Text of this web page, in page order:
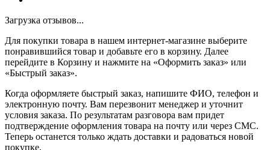
Загрузка отзывов...
Для покупки товара в нашем интернет-магазине выберите
понравившийся товар и добавьте его в корзину. Далее
перейдите в Корзину и нажмите на «Оформить заказ» или
«Быстрый заказ».
Когда оформляете быстрый заказ, напишите ФИО, телефон и
электронную почту. Вам перезвонит менеджер и уточнит
условия заказа. По результатам разговора вам придет
подтверждение оформления товара на почту или через СМС.
Теперь останется только ждать доставки и радоваться новой
покупке.